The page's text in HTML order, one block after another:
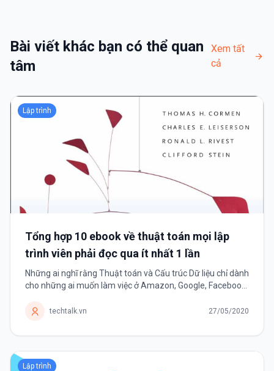
Bài viết khác bạn có thể quan
tâm
Xem tất
cả
Lập trình
Tổng hợp 10 ebook về thuật toán mọi lập
trình viên phải đọc qua ít nhất 1 lần
Những ai nghĩ rằng Thuật toán và Cấu trúc Dữ liệu chỉ dành
cho những ai muốn làm việc ở Amazon, Google, Facebook,
tồn tại bền vững...
techtalk.vn 27/05/2020
Lập trình